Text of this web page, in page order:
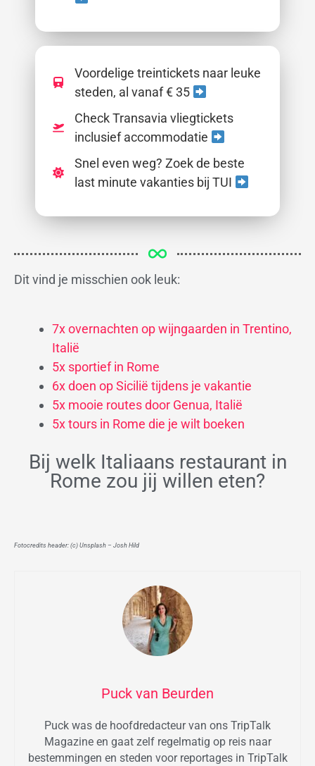
Voordelige treintickets naar leuke
steden, al vanaf € 35
Check Transavia vliegtickets
inclusief accommodatie
Snel even weg? Zoek de beste
last minute vakanties bij TUI
Dit vind je misschien ook leuk:
7x overnachten op wijngaarden in Trentino,
Italië
5x sportief in Rome
6x doen op Sicilië tijdens je vakantie
5x mooie routes door Genua, Italië
5x tours in Rome die je wilt boeken
Bij welk Italiaans restaurant in
Rome zou jij willen eten?
Fotocredits header: (c) Unsplash – Josh Hild
Puck van Beurden
Puck was de hoofdredacteur van ons TripTalk
Magazine en gaat zelf regelmatig op reis naar
bestemmingen en steden voor reportages in TripTalk